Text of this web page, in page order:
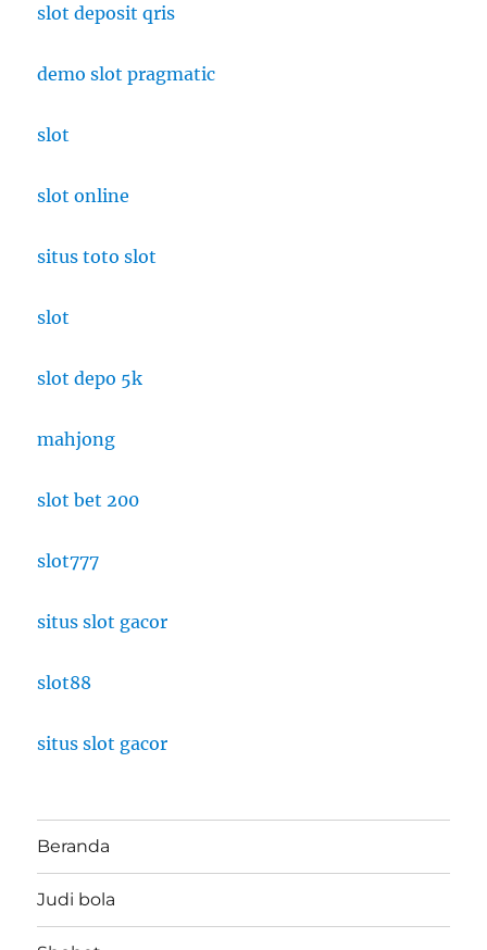
slot deposit qris
demo slot pragmatic
slot
slot online
situs toto slot
slot
slot depo 5k
mahjong
slot bet 200
slot777
situs slot gacor
slot88
situs slot gacor
Beranda
Judi bola